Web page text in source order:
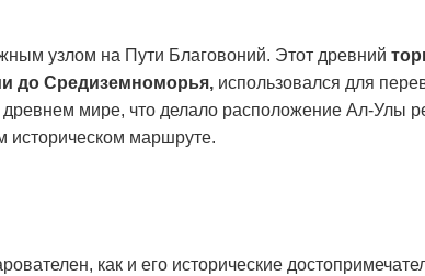
узлом на Пути Благовоний. Этот древний
до Средиземноморья, использовался для
древнем мире, что делало расположение Ал-Улы
историческом маршруте.
как и его исторические